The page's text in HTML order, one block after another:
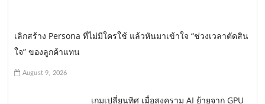
เลิกสร้าง Persona ที่ไม่มีใครใช้ แล้วหันมาเข้าใจ “ช่วงเวลาตัดสิน
ใจ” ของลูกค้าแทน
August 9, 2026
เกมเปลี่ยนทิศ เมื่อสงคราม AI ย้ายจาก GPU